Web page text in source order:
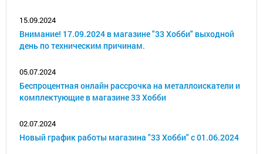
15.09.2024
Внимание! 17.09.2024 в магазине "33 Хобби" выходной
день по техническим причинам.
05.07.2024
Беспроцентная онлайн рассрочка на металлоискатели и
комплектующие в магазине 33 Хобби
02.07.2024
Новый график работы магазина "33 Хобби" с 01.06.2024